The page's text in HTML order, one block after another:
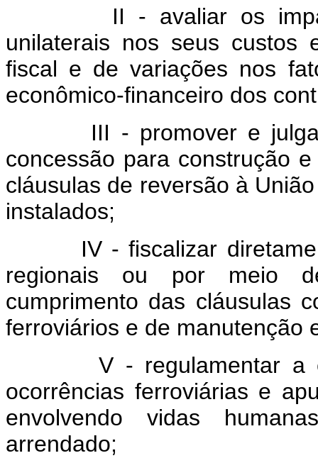
II - avaliar os
unilaterais nos seus custos
fiscal e de variações nos
econômico-financeiro dos
III - promover e julgar
concessão para construção
cláusulas de reversão à
instalados;
IV - fiscalizar
regionais ou por meio
cumprimento das cláusulas
ferroviários e de manutenção
V - regulamentar a
ocorrências ferroviárias e
envolvendo vidas
arrendado;